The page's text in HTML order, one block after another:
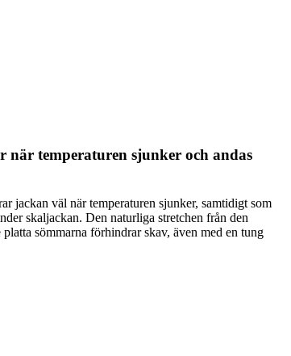
temperaturen sjunker och andas
jackan väl när temperaturen sjunker, samtidigt som
skaljackan. Den naturliga stretchen från den
sömmarna förhindrar skav, även med en tung